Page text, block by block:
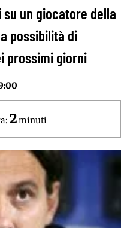
su un giocatore della
possibilità di
prossimi giorni
2minuti